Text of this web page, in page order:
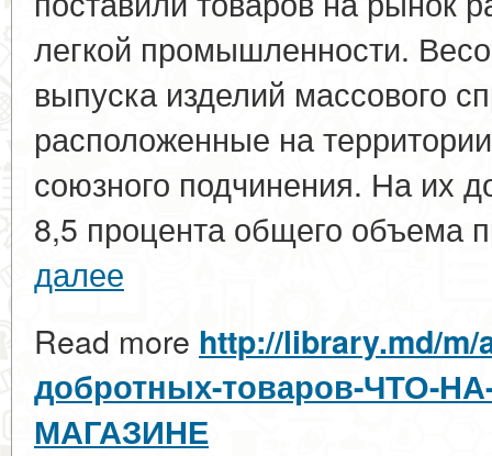
легкой промышленности.
выпуска изделий массового
расположенные на
союзного подчинения. На их
8,5 процента общего объема
далее
Read more http://library.md/
добротных-товаров-ЧТО-
МАГАЗИНЕ